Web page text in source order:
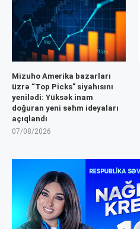
Mizuho Amerika bazarları
üzrə “Top Picks” siyahısını
yenilədi: Yüksək inam
doğuran yeni səhm ideyaları
açıqlandı
07/08/2026